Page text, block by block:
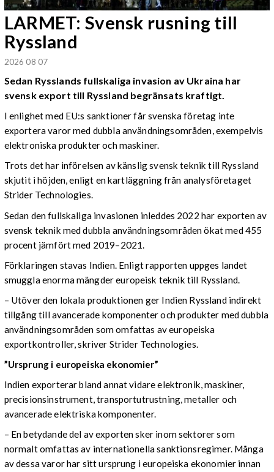
LARMET: Svensk rusning till
Ryssland
2026 08 07
Sedan Rysslands fullskaliga invasion av Ukraina har
svensk export till Ryssland begränsats kraftigt.
I enlighet med EU:s sanktioner får svenska företag inte
exportera varor med dubbla användningsområden, exempelvis
elektroniska produkter och maskiner.
Trots det har införelsen av känslig svensk teknik till Ryssland
skjutit i höjden, enligt en kartläggning från analysföretaget
Strider Technologies.
Sedan den fullskaliga invasionen inleddes 2022 har exporten av
svensk teknik med dubbla användningsområden ökat med 455
procent jämfört med 2019–2021.
Förklaringen stavas Indien. Enligt rapporten uppges landet
smuggla enorma mängder europeisk teknik till Ryssland.
– Utöver den lokala produktionen ger Indien Ryssland indirekt
tillgång till avancerade komponenter och produkter med dubbla
användningsområden som omfattas av europeiska
exportkontroller, skriver Strider Technologies.
”Ursprung i europeiska ekonomier”
Indien exporterar bland annat vidare elektronik, maskiner,
precisionsinstrument, transportutrustning, metaller och
avancerade elektriska komponenter.
– En betydande del av exporten sker inom sektorer som
normalt omfattas av internationella sanktionsregimer. Många
av dessa varor har sitt ursprung i europeiska ekonomier innan